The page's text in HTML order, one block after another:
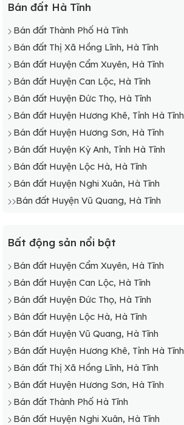
Bán dất Xã Tùng Lộc, Can Lộc
Bán đất Xã Vượng Lộc, Can Lộc
Bán đất Xã Xuân Lộc, Can Lộc
Bán đất Xã Yên Lộc, Can Lộc
Bán đất Hà Tĩnh
Bán đất Thành Phố Hà Tĩnh
Bán đất Thị Xã Hồng Lĩnh, Hà Tĩnh
Bán đất Huyện Cẩm Xuyên, Hà Tĩnh
Bán đất Huyện Can Lộc, Hà Tĩnh
Bán đất Huyện Đức Thọ, Hà Tĩnh
Bán đất Huyện Hương Khê, Tỉnh Hà Tĩnh
Bán đất Huyện Hương Sơn, Hà Tĩnh
Bán đất Huyện Kỳ Anh, Tỉnh Hà Tĩnh
Bán đất Huyện Lộc Hà, Hà Tĩnh
Bán đất Huyện Nghi Xuân, Hà Tĩnh
Bán đất Huyện Vũ Quang, Hà Tĩnh
Bất động sản nổi bật
Bán đất Huyện Cẩm Xuyên, Hà Tĩnh
Bán đất Huyện Can Lộc, Hà Tĩnh
Bán đất Huyện Đức Thọ, Hà Tĩnh
Bán đất Huyện Lộc Hà, Hà Tĩnh
Bán đất Huyện Vũ Quang, Hà Tĩnh
Bán đất Huyện Hương Khê, Tỉnh Hà Tĩnh
Bán đất Thị Xã Hồng Lĩnh, Hà Tĩnh
Bán đất Huyện Hương Sơn, Hà Tĩnh
Bán đất Thành Phố Hà Tĩnh
Bán đất Huyện Nghi Xuân, Hà Tĩnh